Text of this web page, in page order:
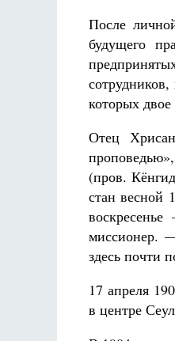
После
будущего
которых
Отец
(пров.
стан весной
миссионер.
здесь почти
17 апреля
в центре